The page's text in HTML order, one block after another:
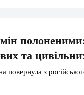
та
повернула з